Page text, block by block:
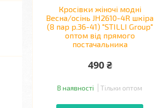
Кросівки жіночі модні
Весна/осінь JH2610-4R шкіра
(8 пар р.36-41) "STILLI Group"
оптом від прямого
постачальника
490 ₴
В наявності Тільки оптом